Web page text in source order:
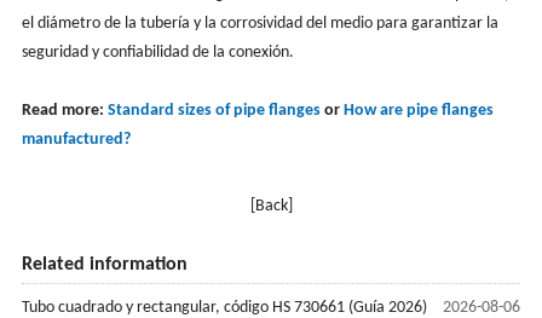
el diámetro de la tubería y la corrosividad del medio para garantizar la
seguridad y confiabilidad de la conexión.
Read more: Standard sizes of pipe flangesor How are pipe flanges
manufactured?
[Back]
Related information
2026-08-06
Tubo cuadrado y rectangular, código HS 730661 (Guía 2026)